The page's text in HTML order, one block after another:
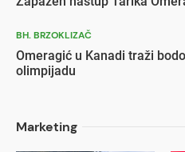
BH. BRZOKLIZAČ
Omeragić u Kanadi traži
olimpijadu
Marketing